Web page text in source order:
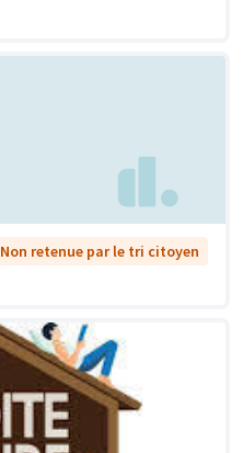
Non retenue par le tri citoyen